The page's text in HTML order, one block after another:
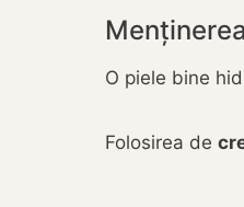
O piele bine
Folosirea de